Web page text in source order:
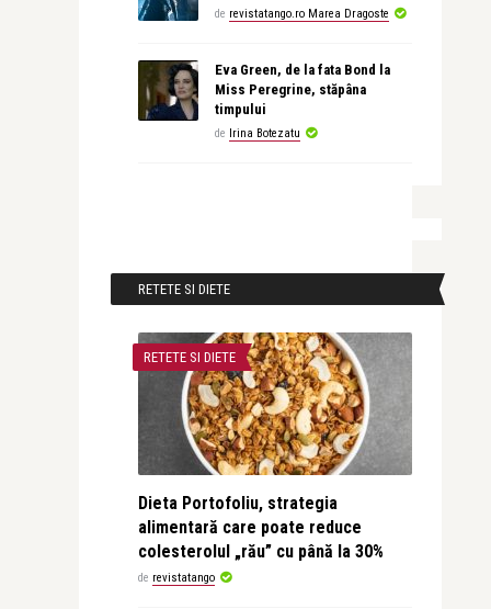
de revistatango.ro Marea Dragoste
Eva Green, de la fata Bond la
Miss Peregrine, stăpâna
timpului
de Irina Botezatu
RETETE SI DIETE
RETETE SI DIETE
Dieta Portofoliu, strategia
alimentară care poate reduce
colesterolul „rău” cu până la 30%
de revistatango